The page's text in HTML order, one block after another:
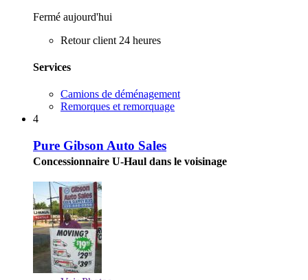
Fermé aujourd'hui
Retour client 24 heures
Services
Camions de déménagement
Remorques et remorquage
4
Pure Gibson Auto Sales
Concessionnaire U-Haul dans le voisinage